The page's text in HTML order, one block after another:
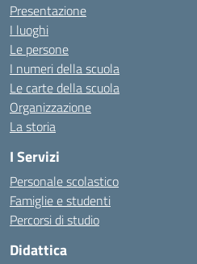
Presentazione
I luoghi
Le persone
I numeri della scuola
Le carte della scuola
Organizzazione
La storia
I Servizi
Personale scolastico
Famiglie e studenti
Percorsi di studio
Didattica